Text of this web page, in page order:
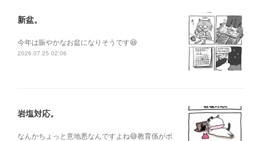
新盆。
今年は賑やかなお盆になりそうです😆
2026.07.25 02:06
岩塩対応。
なんかちょっと意地悪なんですよね😅教育係がボ